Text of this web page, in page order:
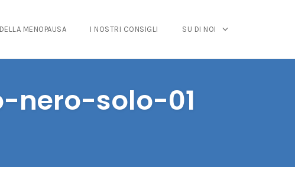
MENOPAUSA I NOSTRI CONSIGLI SU DI NOI
nero-solo-01